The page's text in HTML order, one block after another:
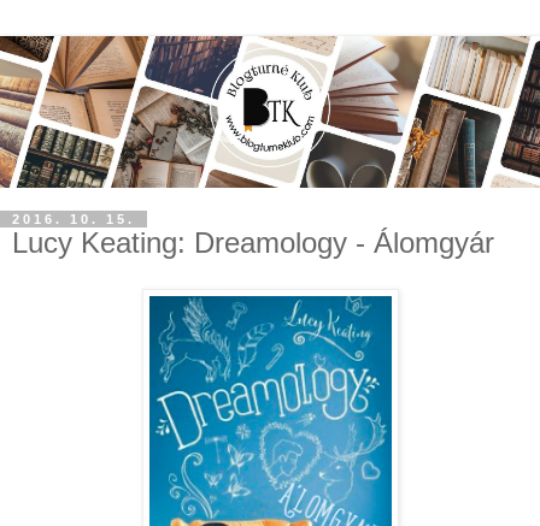
2016. 10. 15.
Lucy Keating: Dreamology - Álomgyár